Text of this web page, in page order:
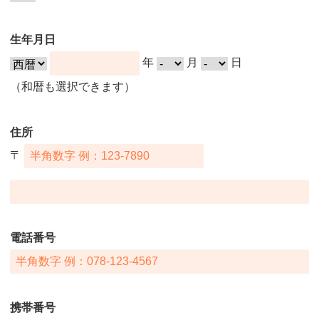
生年月日
年
月
日
（和暦も選択できます）
住所
〒
電話番号
携帯番号